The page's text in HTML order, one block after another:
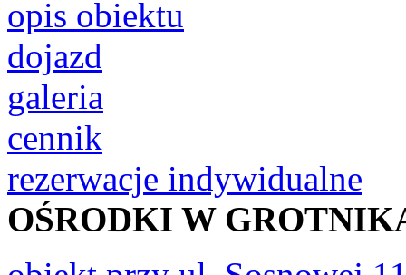
opis obiektu
dojazd
galeria
cennik
rezerwacje indywidualne
OŚRODKI W